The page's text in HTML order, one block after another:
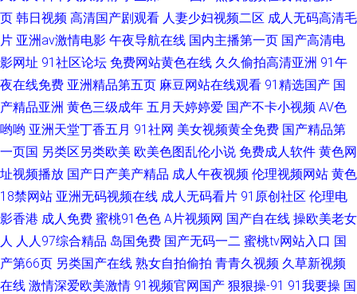
页 韩日视频 高清国产剧观看 人妻少妇视频二区 成人无码高清毛
片 亚洲av激情电影 午夜导航在线 国内主播第一页 国产高清电
影网址 91社区论坛 免费网站黄色在线 久久偷拍高清亚洲 91午
夜在线免费 亚洲精品第五页 麻豆网站在线观看 91精选国产 国
产精品亚洲 黄色三级成年 五月天婷婷爱 国产不卡小视频 AV色
哟哟 亚洲天堂丁香五月 91社网 美女视频黄全免费 国产精品第
一页国 另类区另类欧美 欧美色图乱伦小说 免费成人软件 黄色网
址视频播放 国产日产美产精品 成人午夜视频 伦理视频网站 黄色
18禁网站 亚洲无码视频在线 成人无码看片 91原创社区 伦理电
影香港 成人免费 蜜桃91色色 A片视频网 国产自在线 操欧美老女
人 人人97综合精品 岛国免费 国产无码一二 蜜桃tv网站入口 国
产第66页 另类国产在线 熟女自拍偷拍 青青久视频 久草新视频
在线 激情深爱欧美激情 91视频官网国产 狠狠操-91 91我要操 国